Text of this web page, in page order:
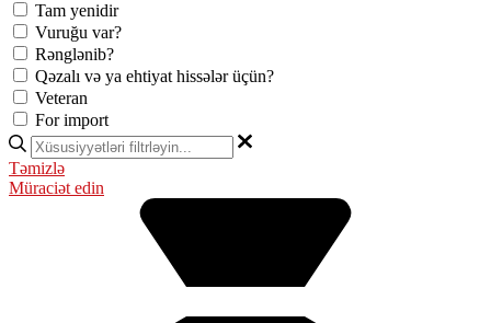
Tam yenidir
Vuruğu var?
Rənglənib?
Qəzalı və ya ehtiyat hissələr üçün?
Veteran
For import
Təmizlə
Müraciət edin